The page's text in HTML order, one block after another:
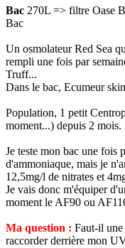
Bac 270L => filtre Oase
Bac
Un osmolateur Red Sea
rempli une fois par
Truff...
Dans le bac, Ecumeur
Population, 1 petit
moment...) depuis 2 mois.
Je teste mon bac une fois
d'ammoniaque, mais je
12,5mg/l de nitrates et
Je vais donc m'équiper
moment le AF90 ou
Ma question : Faut-il
raccorder derrière mon